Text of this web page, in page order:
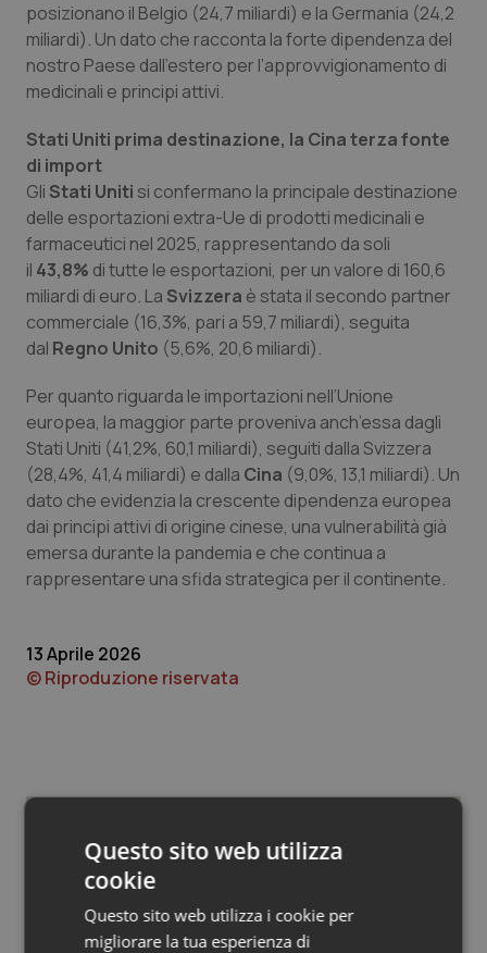
Piemonte
Provincia Autonoma di Bolzano
Provincia Autonoma di Trento
Puglia
Sardegna
Sicilia
Toscana
Umbria
Valle D’Aosta
Veneto
HIV
Infezioni & Febbre
Ipertensione & Scompenso
Malattie rare
Malattia di Crohn & Rettocolite Ulcerosa
Neuroscienze & patologie neurodegenerative
Obesità
Oftalmologia
Oncodermatologia
Oncoematologia
Oncologia & Nutrizione
Quotidiano Cardiologia
Quotidiano Pediatria
Rene & patologie urogenitali
posizionano il Belgio (24,7 miliardi) e la Germania (24,2
miliardi). Un dato che racconta la forte dipendenza del
nostro Paese dall’estero per l’approvvigionamento di
medicinali e principi attivi.
Stati Uniti prima destinazione, la Cina terza fonte
di import
Gli Stati Uniti si confermano la principale destinazione
delle esportazioni extra-Ue di prodotti medicinali e
farmaceutici nel 2025, rappresentando da soli
il 43,8% di tutte le esportazioni, per un valore di 160,6
miliardi di euro. La Svizzera è stata il secondo partner
commerciale (16,3%, pari a 59,7 miliardi), seguita
dal Regno Unito (5,6%, 20,6 miliardi).
Per quanto riguarda le importazioni nell’Unione
europea, la maggior parte proveniva anch’essa dagli
Stati Uniti (41,2%, 60,1 miliardi), seguiti dalla Svizzera
(28,4%, 41,4 miliardi) e dalla Cina (9,0%, 13,1 miliardi). Un
dato che evidenzia la crescente dipendenza europea
dai principi attivi di origine cinese, una vulnerabilità già
emersa durante la pandemia e che continua a
rappresentare una sfida strategica per il continente.
13 Aprile 2026
© Riproduzione riservata
Potrebbe interessarti in
Studi e Analisi
Questo sito web utilizza
cookie
Questo sito web utilizza i cookie per
migliorare la tua esperienza di